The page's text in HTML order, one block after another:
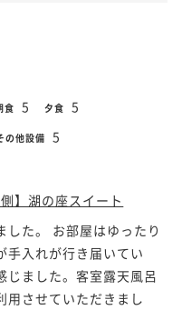
食 5 夕食 5
の他設備 5
】湖の座スイート
た。 お部屋はゆったり
手入れが行き届いてい
じました。客室露天風呂
用させていただきまし